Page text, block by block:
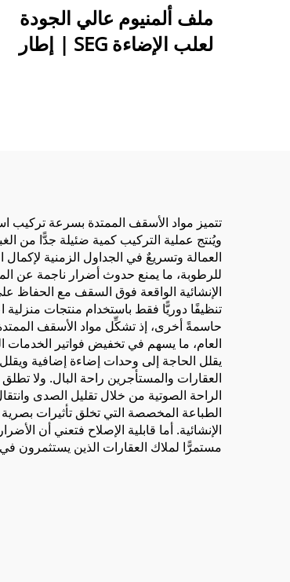
ملف ألمنيوم عالي الجودة
لعلب الإضاءة SEG | إطار
تتميز مواد الأسقف الممتدة بسرعة تركيب
ويُنتج عملية التركيب كمية ضئيلة جدًّا من
العمالة وتسريعٌ في الجداول الزمنية لإكمال
للرطوبة، ما يمنع حدوث أضرار ناجمة عن
الإنشائية الواقعة فوق السقف مع الحفاظ
تنظيفًا دوريًّا فقط باستخدام منتجات
حاسمةً أخرى، إذ تشكِّل مواد الأسقف
العام، ما يسهم في تخفيض فواتير الخدمات
يقلل الحاجة إلى وحدات إضاءة إضافية
العقارات والمستأجرين راحة البال. ولا
الراحة الصوتية من خلال تقليل الصدى
الطباعة المخصصة التي تخلق تأثيرات
الإنشائية. أما قابلية الإصلاح فتعني أن
مستمرًّا لملاك العقارات الذين يستثمرون